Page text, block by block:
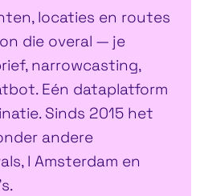
locaties en routes
die overal — je
narrowcasting,
Eén dataplatform
Sinds 2015 het
andere
I Amsterdam en